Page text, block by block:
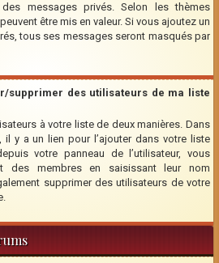
messages privés. Selon les thèmes
être mis en valeur. Si vous ajoutez un
tous ses messages seront masqués par
supprimer des utilisateurs de ma liste
à votre liste de deux manières. Dans
il y a un lien pour l’ajouter dans votre liste
votre panneau de l’utilisateur, vous
des membres en saisissant leur nom
supprimer des utilisateurs de votre